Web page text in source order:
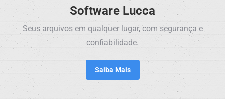
Software Lucca
Seus arquivos em qualquer lugar, com segurança e
confiabilidade.
Saiba Mais